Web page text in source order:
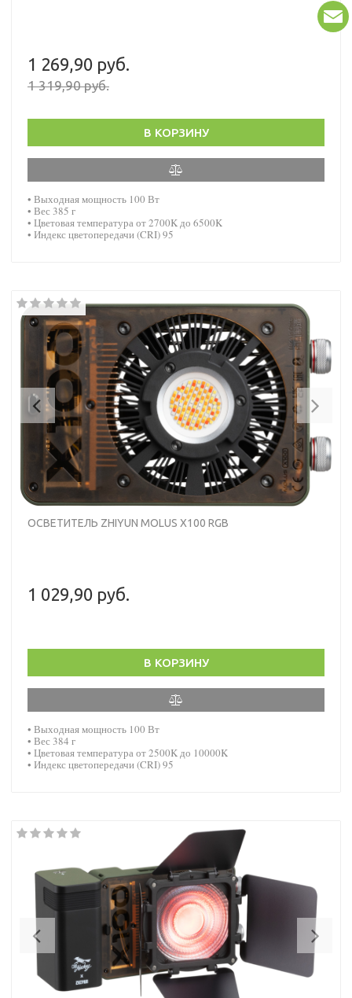
1 269,90 руб.
1 319,90 руб.
В КОРЗИНУ
• Выходная мощность 100 Вт
• Вес 385 г
• Цветовая температура от 2700K до 6500K
• Индекс цветопередачи (CRI) 95
Previous
ОСВЕТИТЕЛЬ ZHIYUN MOLUS X100 RGB
1 029,90 руб.
В КОРЗИНУ
• Выходная мощность 100 Вт
• Вес 384 г
• Цветовая температура от 2500K до 10000K
• Индекс цветопередачи (CRI) 95
Previous